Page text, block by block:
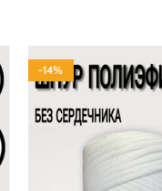
-14%
ПОЛИЭФИР